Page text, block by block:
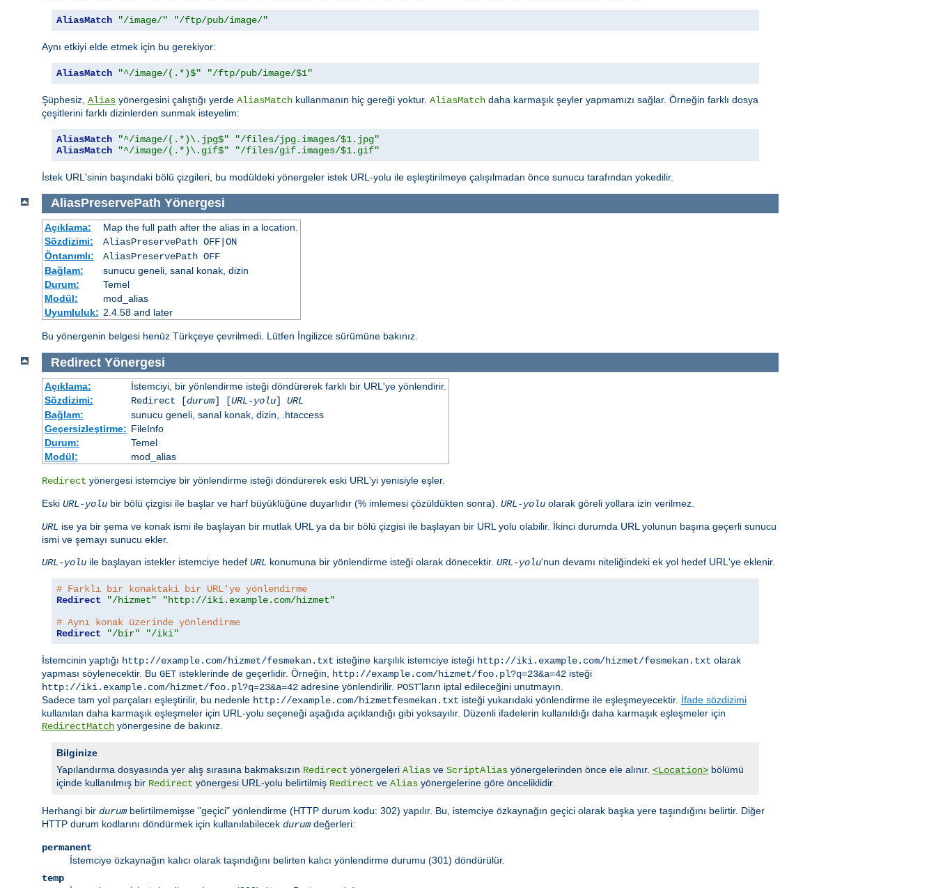
AliasMatch "/image/" "/ftp/pub/image/"
Aynı etkiyi elde etmek için bu gerekiyor:
AliasMatch "^/image/(.*)$" "/ftp/pub/image/$1"
Şüphesiz, Alias yönergesini çalıştığı yerde AliasMatch kullanmanın hiç gereği yoktur. AliasMatch daha karmaşık şeyler yapmamızı sağlar. Örneğin farklı dosya
çeşitlerini farklı dizinlerden sunmak isteyelim:
AliasMatch "^/image/(.*)\.jpg$"
"/files/jpg.images/$1.jpg"
AliasMatch
"^/image/(.*)\.gif$" "/files/gif.images/$1.gif"
İstek URL'sinin başındaki bölü çizgileri, bu modüldeki yönergeler istek URL-yolu ile eşleştirilmeye çalışılmadan önce sunucu tarafından yokedilir.
AliasPreservePath Yönergesi
Açıklama:
Map the full path after the alias in a location.
Sözdizimi:
AliasPreservePath OFF|ON
Öntanımlı:
AliasPreservePath OFF
Bağlam:
sunucu geneli, sanal konak, dizin
Durum:
Temel
Modül:
mod_alias
Uyumluluk: 2.4.58 and later
Bu yönergenin belgesi henüz Türkçeye çevrilmedi. Lütfen İngilizce sürümüne bakınız.
RedirectYönergesi
Açıklama:
İstemciyi, bir yönlendirme isteği döndürerek farklı bir URL'ye yönlendirir.
Sözdizimi:
Redirect [durum] [URL-yolu] URL
Bağlam:
sunucu geneli, sanal konak, dizin, .htaccess
Geçersizleştirme: FileInfo
Durum:
Temel
Modül:
mod_alias
Redirect yönergesi istemciye bir yönlendirme isteği döndürerek eski URL'yi yenisiyle eşler.
Eski URL-yolu bir bölü çizgisi ile başlar ve harf büyüklüğüne duyarlıdır (% imlemesi çözüldükten sonra). URL-yolu olarak göreli yollara izin verilmez.
URL ise ya bir şema ve konak ismi ile başlayan bir mutlak URL ya da bir bölü çizgisi ile başlayan bir URL yolu olabilir. İkinci durumda URL yolunun başına geçerli sunucu
ismi ve şemayı sunucu ekler.
URL-yolu ile başlayan istekler istemciye hedef URL konumuna bir yönlendirme isteği olarak dönecektir. URL-yolu'nun devamı niteliğindeki ek yol hedef URL'ye eklenir.
# Farklı bir konaktaki bir URL'ye yönlendirme
Redirect
"/hizmet"
"http://iki.example.com/hizmet"
# Aynı konak üzerinde yönlendirme
Redirect
"/bir" "/iki"
İstemcinin yaptığı http://example.com/hizmet/fesmekan.txt isteğine karşılık istemciye isteği http://iki.example.com/hizmet/fesmekan.txt olarak
yapması söylenecektir. Bu GET isteklerinde de geçerlidir. Örneğin, http://example.com/hizmet/foo.pl?q=23&a=42 isteği
http://iki.example.com/hizmet/foo.pl?q=23&a=42 adresine yönlendirilir. POST'ların iptal edileceğini unutmayın.
Sadece tam yol parçaları eşleştirilir, bu nedenle http://example.com/hizmetfesmekan.txt isteği yukarıdaki yönlendirme ile eşleşmeyecektir. İfade sözdizimi
kullanılan daha karmaşık eşleşmeler için URL-yolu seçeneği aşağıda açıklandığı gibi yoksayılır. Düzenli ifadelerin kullanıldığı daha karmaşık eşleşmeler için
RedirectMatch yönergesine de bakınız.
Bilginize
Yapılandırma dosyasında yer alış sırasına bakmaksızın Redirect yönergeleri Alias ve ScriptAlias yönergelerinden önce ele alınır. <Location> bölümü
içinde kullanılmış bir Redirect yönergesi URL-yolu belirtilmiş Redirect ve Alias yönergelerine göre önceliklidir.
Herhangi bir durum belirtilmemişse "geçici" yönlendirme (HTTP durum kodu: 302) yapılır. Bu, istemciye özkaynağın geçici olarak başka yere taşındığını belirtir. Diğer
HTTP durum kodlarını döndürmek için kullanılabilecek durum değerleri:
permanent
İstemciye özkaynağın kalıcı olarak taşındığını belirten kalıcı yönlendirme durumu (301) döndürülür.
temp